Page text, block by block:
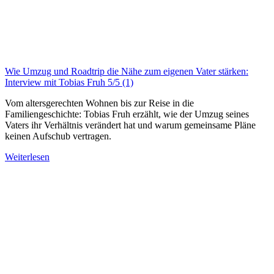
Wie Umzug und Roadtrip die Nähe zum eigenen Vater stärken:
Interview mit Tobias Fruh 5/5 (1)
Vom altersgerechten Wohnen bis zur Reise in die
Familiengeschichte: Tobias Fruh erzählt, wie der Umzug seines
Vaters ihr Verhältnis verändert hat und warum gemeinsame Pläne
keinen Aufschub vertragen.
Weiterlesen